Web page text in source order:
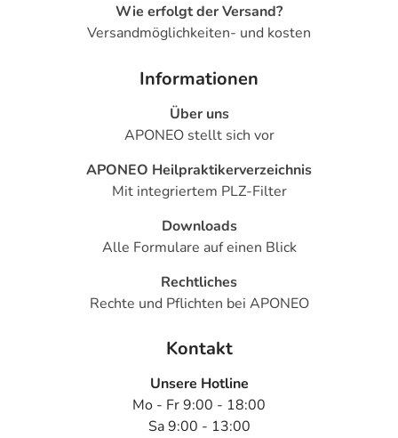
Wie erfolgt der Versand?
Versandmöglichkeiten- und kosten
Informationen
Über uns
APONEO stellt sich vor
APONEO Heilpraktikerverzeichnis
Mit integriertem PLZ-Filter
Downloads
Alle Formulare auf einen Blick
Rechtliches
Rechte und Pflichten bei APONEO
Kontakt
Unsere Hotline
Mo - Fr 9:00 - 18:00
Sa 9:00 - 13:00